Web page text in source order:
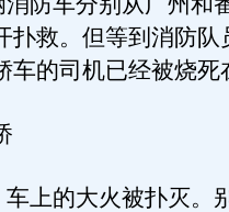
扑救。但等到消防队
车的司机已经被烧死
的大火被扑灭。